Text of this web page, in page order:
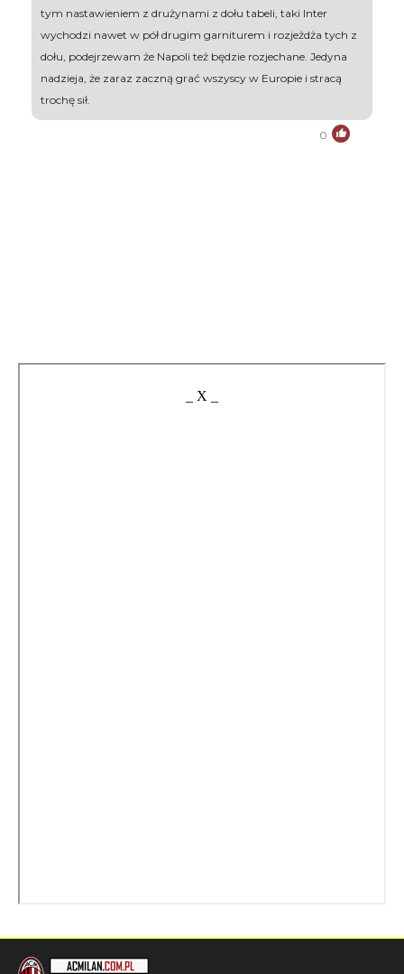
tym nastawieniem z drużynami z dołu tabeli, taki Inter
wychodzi nawet w pół drugim garniturem i rozjeżdża tych z
dołu, podejrzewam że Napoli też będzie rozjechane. Jedyna
nadzieja, że zaraz zaczną grać wszyscy w Europie i stracą
trochę sił.
0